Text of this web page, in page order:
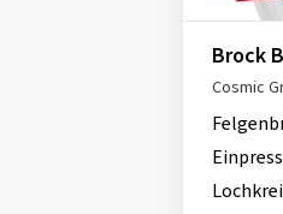
Brock
Cosmic